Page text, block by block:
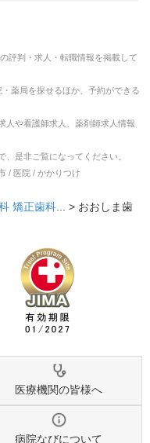
の評判・求人・転職情報を掲載して
薬局を探せるほか、予約ができる
人や看護師求人、薬剤師求人情報
是非ご覧になってください。
/ 医院 / かかりつけ
矯正歯科... > おおしま歯
医療機関の皆様へ
病院なびについて